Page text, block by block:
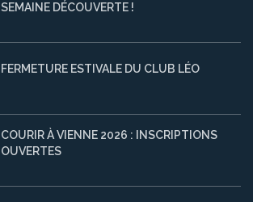
SEMAINE DÉCOUVERTE !
FERMETURE ESTIVALE DU CLUB LÉO
COURIR À VIENNE 2026 : INSCRIPTIONS
OUVERTES